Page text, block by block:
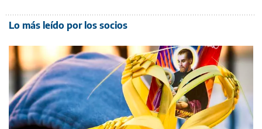
Lo más leído por los socios